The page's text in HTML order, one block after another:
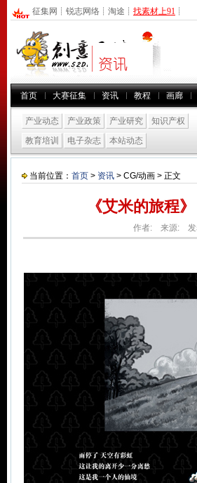
征集网 ┊ 锐志网络 ┊ 淘途 ┊ 找素材上91 ┊
首页 大赛征集 资讯 教程 画廊
产业动态 产业政策 产业研究 知识产权
教育培训
电子杂志 本站动态
当前位置： 首页 > 资讯 > CG/动画 > 正文
《艾米的旅程
作者: 来源: 发